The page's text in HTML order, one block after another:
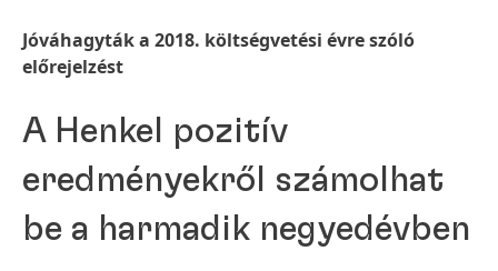
Jóváhagyták a 2018. költségvetési évre szóló
előrejelzést
A Henkel pozitív
eredményekről számolhat
be a harmadik negyedévben